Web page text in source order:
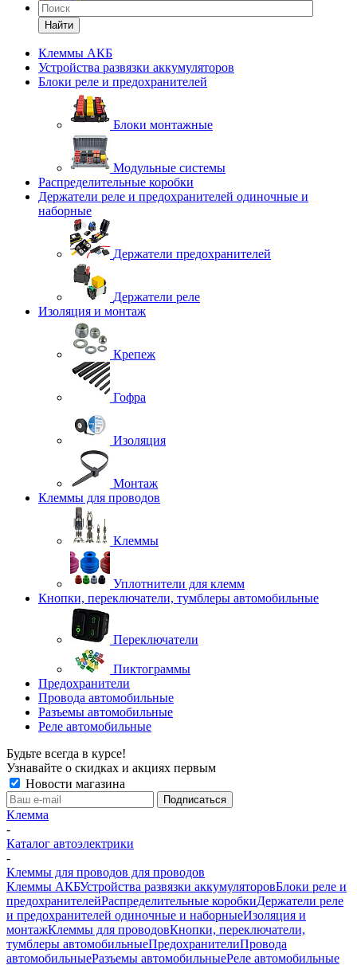
Найти
Клеммы АКБ
Устройства развязки аккумуляторов
Блоки реле и предохранителей
Блоки монтажные
Модульные системы
Распределительные коробки
Держатели реле и предохранителей одиночные и
наборные
Держатели предохранителей
Держатели реле
Изоляция и монтаж
Крепеж
Гофра
Изоляция
Монтаж
Клеммы для проводов
Клеммы
Уплотнители для клемм
Кнопки, переключатели, тумблеры автомобильные
Переключатели
Пиктограммы
Предохранители
Провода автомобильные
Разъемы автомобильные
Реле автомобильные
Будьте всегда в курсе!
Узнавайте о скидках и акциях первым
Новости магазина
Клемма
-
Каталог автоэлектрики
-
Клеммы для проводов для проводов
Клеммы АКБУстройства развязки аккумуляторовБлоки реле и
предохранителейРаспределительные коробкиДержатели реле
и предохранителей одиночные и наборныеИзоляция и
монтажКлеммы для проводовКнопки, переключатели,
тумблеры автомобильныеПредохранителиПровода
автомобильныеРазъемы автомобильныеРеле автомобильные